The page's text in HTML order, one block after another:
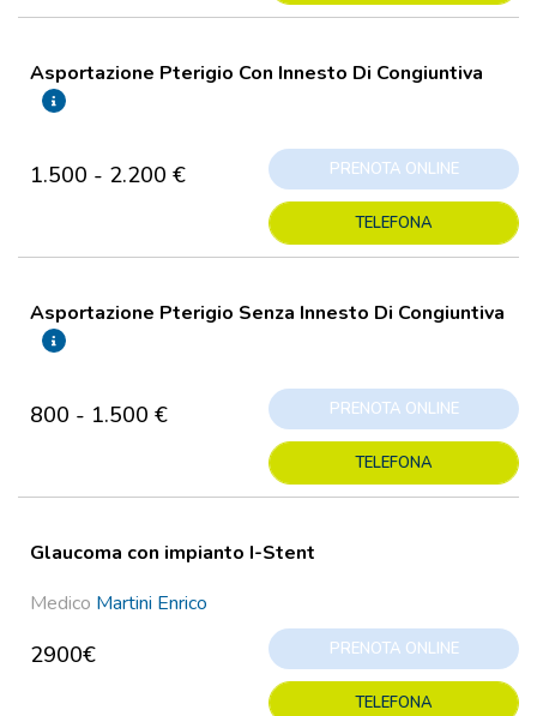
Asportazione Pterigio Con Innesto Di Congiuntiva
1.500 - 2.200 € PRENOTA ONLINE
TELEFONA
Asportazione Pterigio Senza Innesto Di Congiuntiva
800 - 1.500 € PRENOTA ONLINE
TELEFONA
Glaucoma con impianto I-Stent
Medico Martini Enrico
2900€ PRENOTA ONLINE
TELEFONA